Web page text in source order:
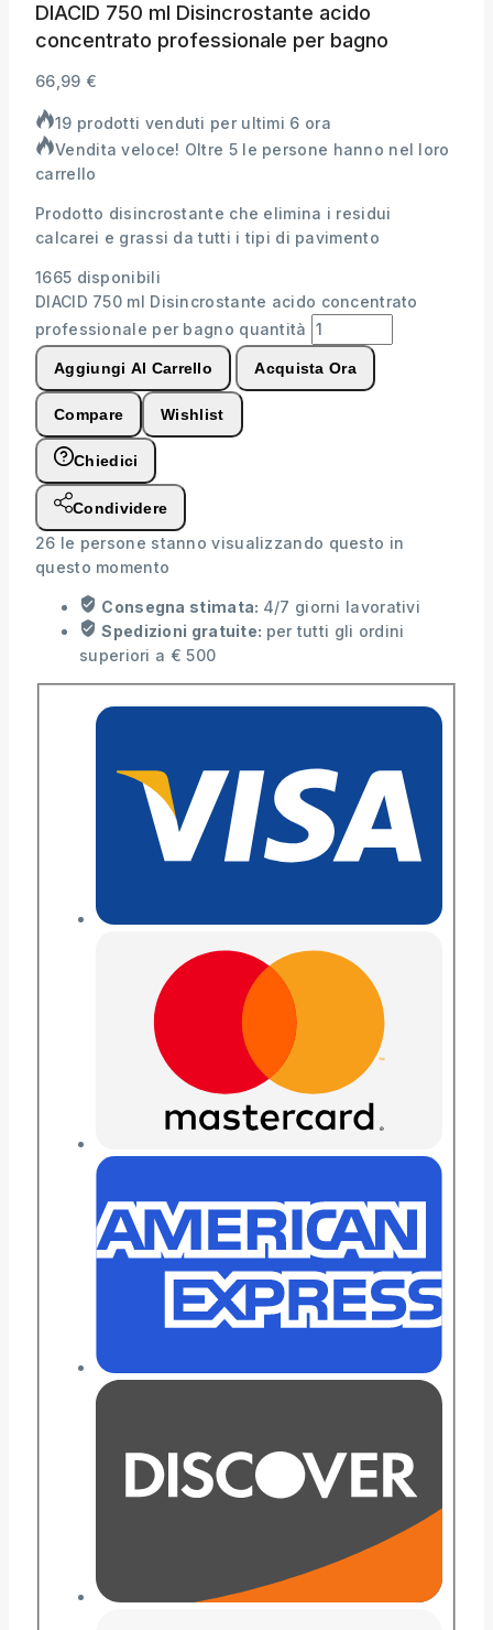
DIACID 750 ml Disincrostante acido
concentrato professionale per bagno
66,99 €
19 prodotti venduti per ultimi 6 ora
Vendita veloce! Oltre 5 le persone hanno nel loro
carrello
Prodotto disincrostante che elimina i residui
calcarei e grassi da tutti i tipi di pavimento
1665 disponibili
DIACID 750 ml Disincrostante acido concentrato
professionale per bagno quantità
Aggiungi Al Carrello Acquista Ora
Compare Wishlist
Chiedici
Condividere
26 le persone stanno visualizzando questo in
questo momento
Consegna stimata: 4/7 giorni lavorativi
Spedizioni gratuite: per tutti gli ordini
superiori a € 500